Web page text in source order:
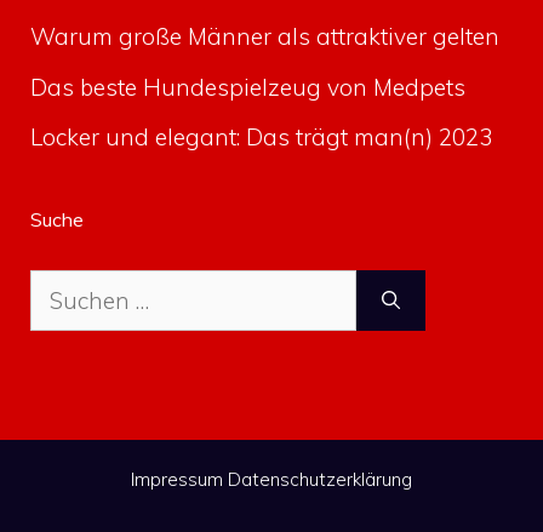
Warum große Männer als attraktiver gelten
Das beste Hundespielzeug von Medpets
Locker und elegant: Das trägt man(n) 2023
Suche
Suche
nach:
Impressum Datenschutzerklärung